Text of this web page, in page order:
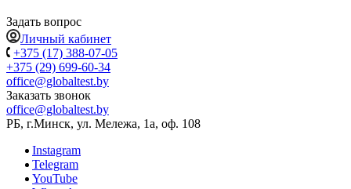
Задать вопрос
Личный кабинет
+375 (17) 388-07-05
+375 (29) 699-60-34
office@globaltest.by
Заказать звонок
office@globaltest.by
РБ, г.Минск, ул. Мележа, 1а, оф. 108
Instagram
Telegram
YouTube